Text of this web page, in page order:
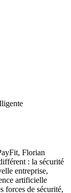
Florian
: la sécurité
entreprise,
artificielle
forces de sécurité,